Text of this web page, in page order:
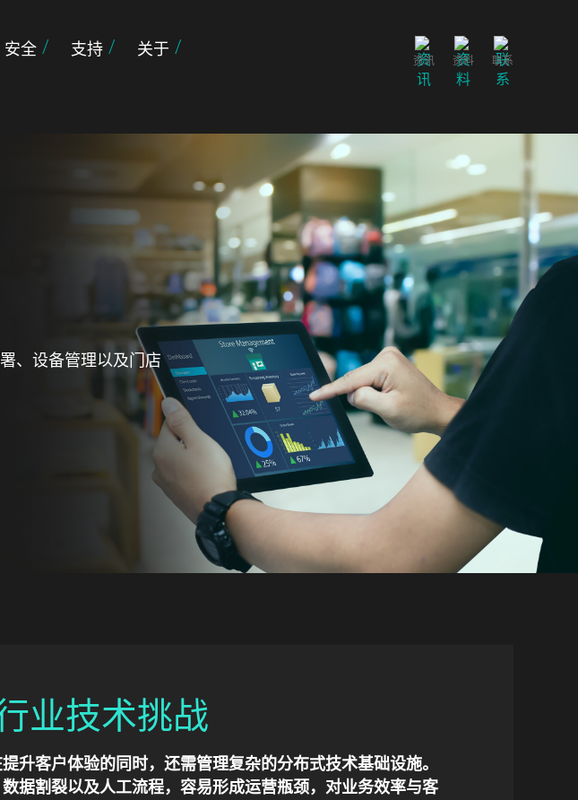
安全 支持 关于
资讯 资料 联系
、设备管理以及门店
业技术挑战
升客户体验的同时，还需管理复杂的分布式技术基础设施。
据割裂以及人工流程，容易形成运营瓶颈，对业务效率与客